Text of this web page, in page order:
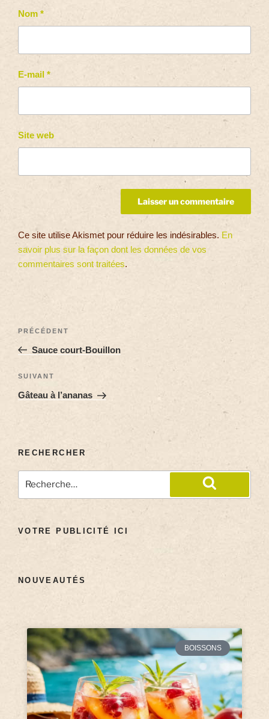
Nom *
E-mail *
Site web
Ce site utilise Akismet pour réduire les indésirables. En
savoir plus sur la façon dont les données de vos
commentaires sont traitées.
PRÉCÉDENT
Sauce court-Bouillon
SUIVANT
Gâteau à l’ananas
RECHERCHER
VOTRE PUBLICITÉ ICI
NOUVEAUTÉS
BOISSONS